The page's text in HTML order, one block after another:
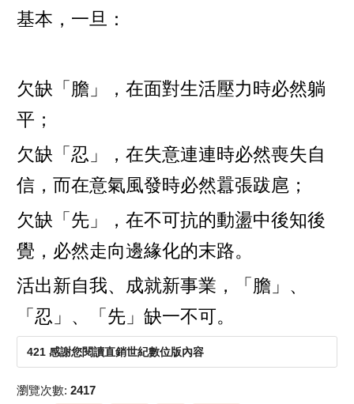
基本，一旦：
欠缺「膽」，在面對生活壓力時必然躺
平；
欠缺「忍」，在失意連連時必然喪失自
信，而在意氣風發時必然囂張跋扈；
欠缺「先」，在不可抗的動盪中後知後
覺，必然走向邊緣化的末路。
活出新自我、成就新事業，「膽」、
「忍」、「先」缺一不可。
421 感謝您閱讀直銷世紀數位版內容
瀏覽次數: 2417